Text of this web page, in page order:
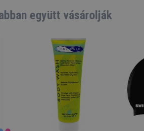
együtt vásárolják